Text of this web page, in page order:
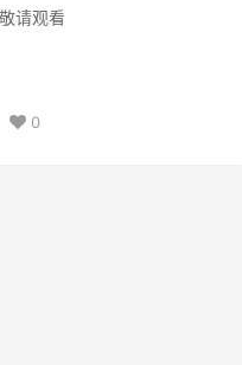
请观看
0